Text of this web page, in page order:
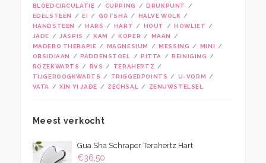
BLOEDCIRCULATIE
CUPPING
DRUKPUNT
EDELSTEEN
EI GOTSHA
HALVE WOLK
HANDSTEEN
HARS HART HOUT
HOWLIET
JADE
JASPIS KAM KOPER
MAAN
MADERO THERAPIE
MAGNESIUM MESSING
MINI
OBSIDIAAN
PADDENSTOEL PITTA
REINIGING
ROZEKWARTS
RVS
TERAHERTZ
TIJGEROOGKWARTS
TRIGGERPOINTS
U-VORM
VATA
XIN YI JADE ZECHSAL ZENUWSTELSEL
Meest verkocht
Gua Sha Schraper Terahertz Hart
€36,50